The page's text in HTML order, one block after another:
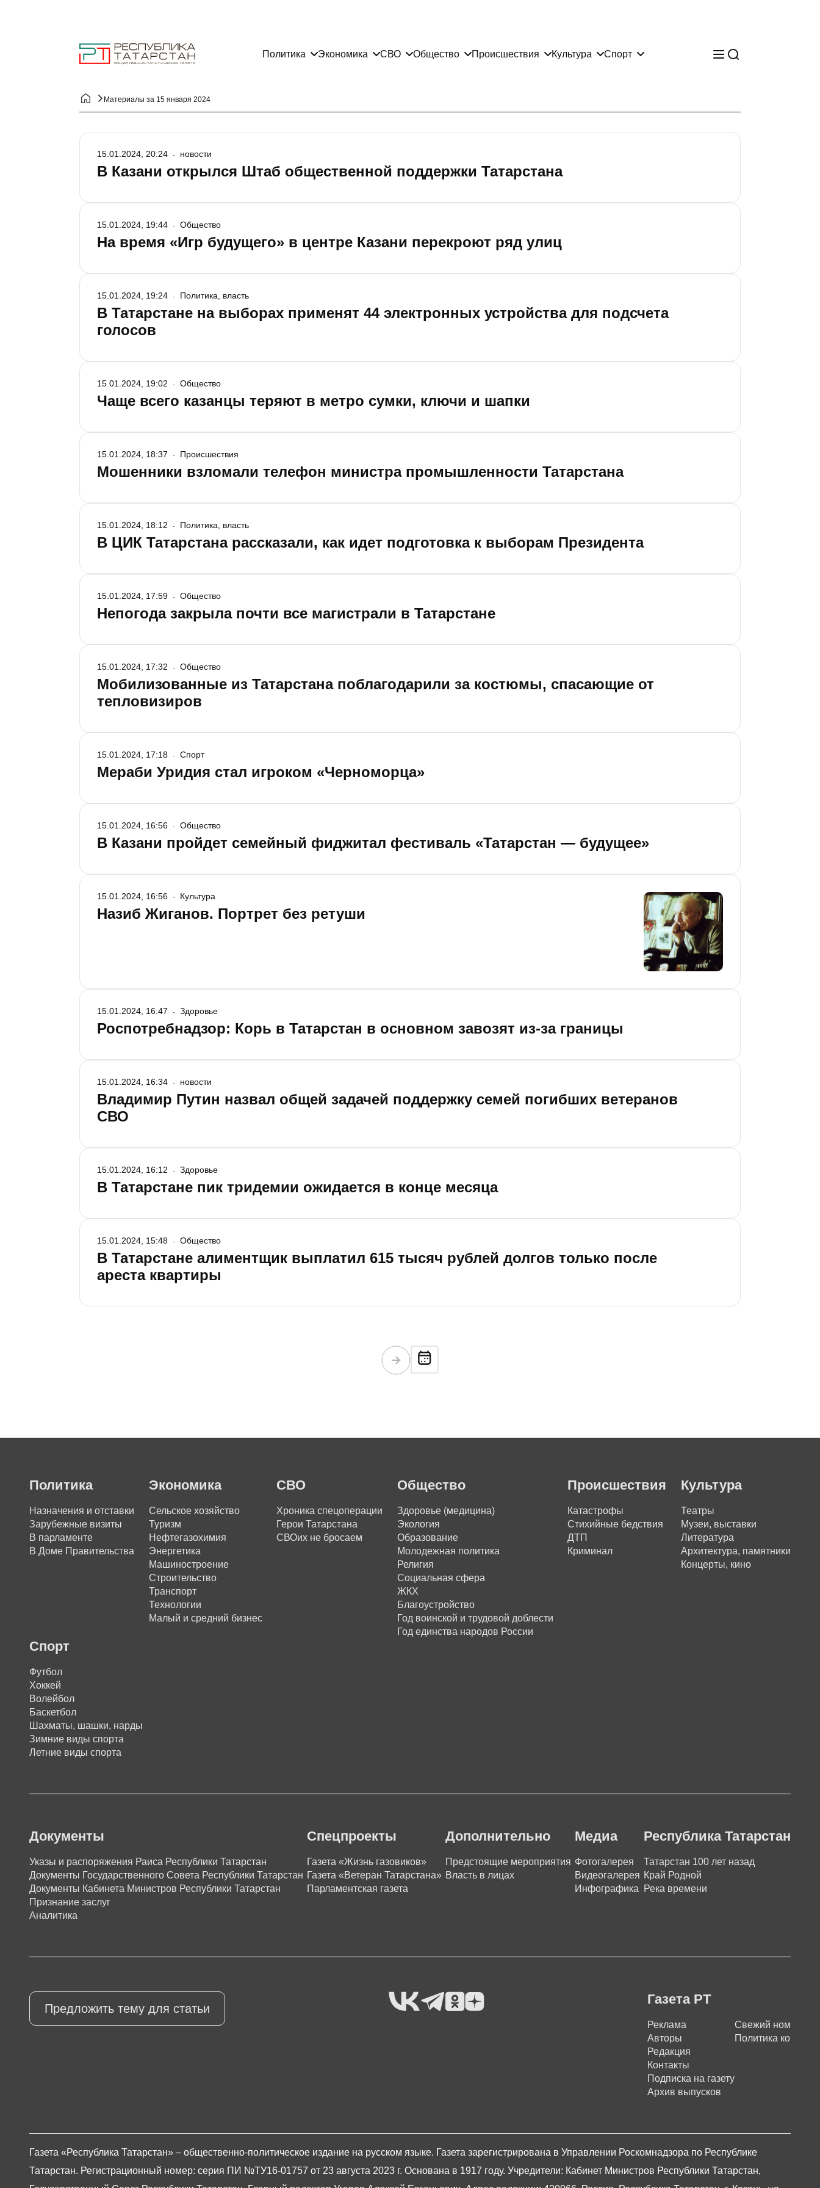
Политика Экономика СВО Общество Происшествия Культура Спорт
Материалы за 15 января 2024
В Казани открылся Штаб общественной поддержки Татарстана
15.01.2024, 20:24 новости
На время «Игр будущего» в центре Казани перекроют ряд улиц
15.01.2024, 19:44 Общество
В Татарстане на выборах применят 44 электронных устройства для подсчета
голосов
15.01.2024, 19:24 Политика, власть
Чаще всего казанцы теряют в метро сумки, ключи и шапки
15.01.2024, 19:02 Общество
Мошенники взломали телефон министра промышленности Татарстана
15.01.2024, 18:37 Происшествия
В ЦИК Татарстана рассказали, как идет подготовка к выборам Президента
15.01.2024, 18:12 Политика, власть
Непогода закрыла почти все магистрали в Татарстане
15.01.2024, 17:59 Общество
Мобилизованные из Татарстана поблагодарили за костюмы, спасающие от
тепловизиров
15.01.2024, 17:32 Общество
Мераби Уридия стал игроком «Черноморца»
15.01.2024, 17:18 Спорт
В Казани пройдет семейный фиджитал фестиваль «Татарстан — будущее»
15.01.2024, 16:56 Общество
Назиб Жиганов. Портрет без ретуши
15.01.2024, 16:56 Культура
Роспотребнадзор: Корь в Татарстан в основном завозят из-за границы
15.01.2024, 16:47 Здоровье
Владимир Путин назвал общей задачей поддержку семей погибших ветеранов
СВО
15.01.2024, 16:34 новости
В Татарстане пик тридемии ожидается в конце месяца
15.01.2024, 16:12 Здоровье
В Татарстане алиментщик выплатил 615 тысяч рублей долгов только после
ареста квартиры
15.01.2024, 15:48 Общество
Политика
Назначения и отставки
Зарубежные визиты
В парламенте
В Доме Правительства
Экономика
Сельское хозяйство
Туризм
Нефтегазохимия
Энергетика
Машиностроение
Строительство
Транспорт
Технологии
Малый и средний бизнес
СВО
Хроника спецоперации
Герои Татарстана
СВОих не бросаем
Общество
Здоровье (медицина)
Экология
Образование
Молодежная политика
Религия
Социальная сфера
ЖКХ
Благоустройство
Год воинской и трудовой доблести
Год единства народов России
Происшествия
Катастрофы
Стихийные бедствия
ДТП
Криминал
Культура
Театры
Музеи, выставки
Литература
Архитектура, памятники
Концерты, кино
Спорт
Футбол
Хоккей
Волейбол
Баскетбол
Шахматы, шашки, нарды
Зимние виды спорта
Летние виды спорта
Документы
Указы и распоряжения Раиса Республики Татарстан
Документы Государственного Совета Республики Татарстан
Документы Кабинета Министров Республики Татарстан
Признание заслуг
Аналитика
Спецпроекты
Газета «Жизнь газовиков»
Газета «Ветеран Татарстана»
Парламентская газета
Дополнительно
Предстоящие мероприятия
Власть в лицах
Медиа
Фотогалерея
Видеогалерея
Инфографика
Республика Татарстан
Татарстан 100 лет назад
Край Родной
Река времени
Предложить тему для статьи
Газета РТ
Реклама
Авторы
Редакция
Контакты
Подписка на газету
Архив выпусков
Свежий номер
Политика
Газета «Республика Татарстан» – общественно-политическое издание на русском языке. Газета зарегистрирована в Управлении Роскомнадзора по Республике
Татарстан. Регистрационный номер: серия ПИ №ТУ16-01757 от 23 августа 2023 г. Основана в 1917 году. Учредители: Кабинет Министров Республики Татарстан,